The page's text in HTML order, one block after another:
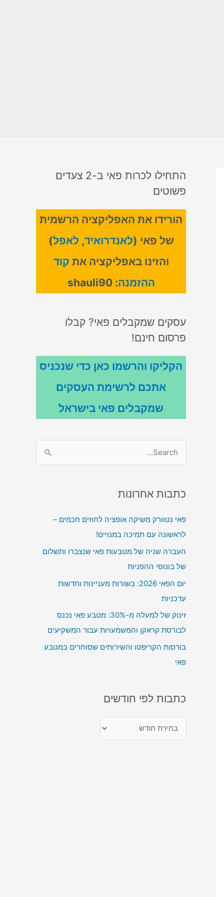
התחילו לכרות פאי ב-2 צעדים
פשוטים
הורידו את האפליקציה הרשמית
של פאי (לאנדרואיד, לאפל)
והזינו באפליקציה את קוד
ההזמנה: shauli90
עסקים שמקבלים פאי? קבלו
פרסום חינם!
הקליקו והרשמו כאן כדי שנכניס
אתכם לרשימת העסקים
שמקבלים פאי בישראל
r
h
f
o
r
:
כתבות אחרונות
פאי נטוורק משיקה אופציה לחוזים חכמים –
לראשונה עם תמיכה במנויים!
העברה שניה של מטבעות פאי שנצברו ותשלום
של בונוסי ההפניות
יום הפאי 2026: בשורות מעניינות וחדשות
עדכניות
זינוק של למעלה מ-30%: מטבע פאי נכנס
לבורסת קראקן והמשמעויות עבור המשקיעים
בורסות הקריפטו והשירותים שסוחרים במטבע
פאי
כתבות לפי חודשים
ת